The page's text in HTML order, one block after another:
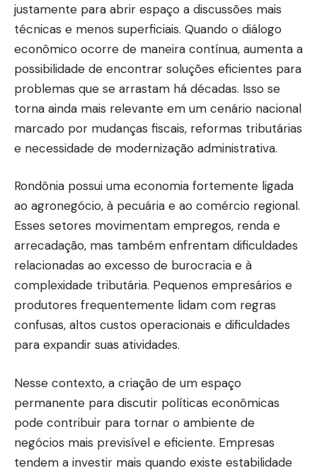
justamente para abrir espaço a discussões mais
técnicas e menos superficiais. Quando o diálogo
econômico ocorre de maneira contínua, aumenta a
possibilidade de encontrar soluções eficientes para
problemas que se arrastam há décadas. Isso se
torna ainda mais relevante em um cenário nacional
marcado por mudanças fiscais, reformas tributárias
e necessidade de modernização administrativa.
Rondônia possui uma economia fortemente ligada
ao agronegócio, à pecuária e ao comércio regional.
Esses setores movimentam empregos, renda e
arrecadação, mas também enfrentam dificuldades
relacionadas ao excesso de burocracia e à
complexidade tributária. Pequenos empresários e
produtores frequentemente lidam com regras
confusas, altos custos operacionais e dificuldades
para expandir suas atividades.
Nesse contexto, a criação de um espaço
permanente para discutir políticas econômicas
pode contribuir para tornar o ambiente de
negócios mais previsível e eficiente. Empresas
tendem a investir mais quando existe estabilidade